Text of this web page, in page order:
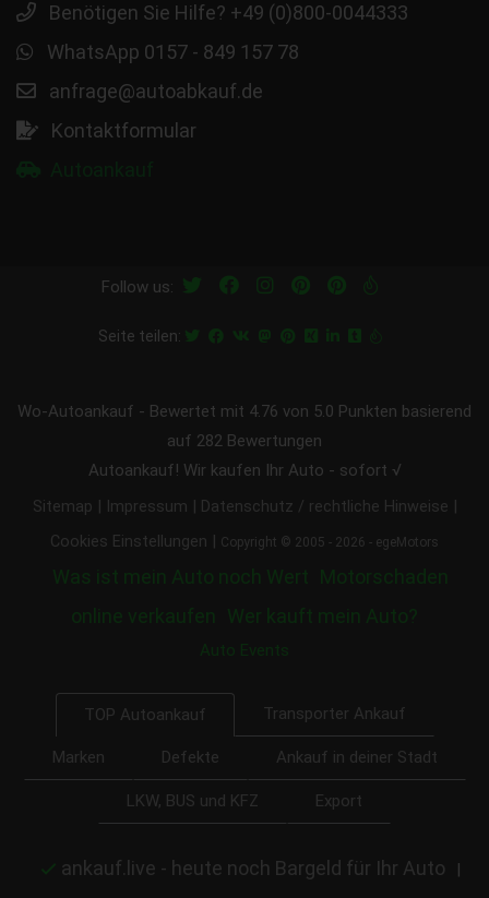
Benötigen Sie Hilfe? +49 (0)800-0044333
WhatsApp 0157 - 849 157 78
anfrage@autoabkauf.de
Kontaktformular
Follow us:
Seite teilen:
Wo-Autoankauf - Bewertet mit 4.76 von 5.0 Punkten basierend
auf 282 Bewertungen
Autoankauf! Wir kaufen Ihr Auto - sofort √
Sitemap Impressum Datenschutz / rechtliche Hinweise
Cookies Einstellungen Copyright © 2005 - 2026 - egeMotors
Was ist mein Auto noch Wert Motorschaden
online verkaufen
Wer kauft mein Auto?
Auto Events
TOP Autoankauf Transporter Ankauf
Marken Defekte Ankauf in deiner Stadt
LKW, BUS und KFZ Export
ankauf.live - heute noch Bargeld für Ihr Auto